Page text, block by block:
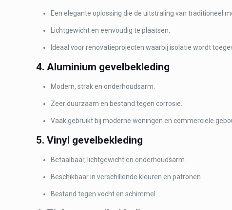
Een elegante oplossing die de uitstraling van traditioneel
Lichtgewicht en eenvoudig te plaatsen.
Ideaal voor renovatieprojecten waarbij isolatie wordt
4. Aluminium gevelbekleding
Modern, strak en onderhoudsarm.
Zeer duurzaam en bestand tegen corrosie.
Vaak gebruikt bij moderne woningen en commerciële
5. Vinyl gevelbekleding
Betaalbaar, lichtgewicht en onderhoudsarm.
Beschikbaar in verschillende kleuren en patronen.
Bestand tegen vocht en schimmel.